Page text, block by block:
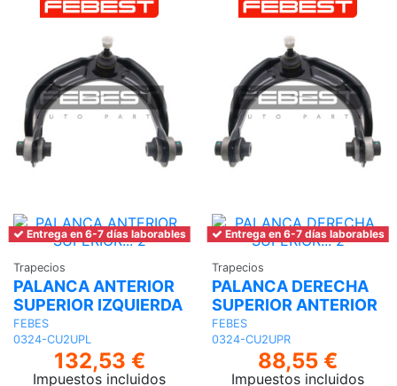
Entrega en 6-7 días laborables
Trapecios
PALANCA ANTERIOR
SUPERIOR IZQUIERDA
FEBES
0324-CU2UPL
132,53 €
Impuestos incluidos
Entrega en 6-7 días laborables
Trapecios
PALANCA DERECHA
SUPERIOR ANTERIOR
FEBES
0324-CU2UPR
88,55 €
Impuestos incluidos